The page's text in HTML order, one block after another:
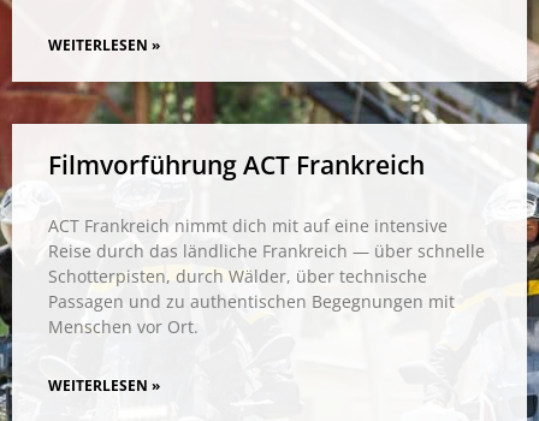
WEITERLESEN »
Filmvorführung ACT Frankreich
ACT Frankreich nimmt dich mit auf eine intensive
Reise durch das ländliche Frankreich — über schnelle
Schotterpisten, durch Wälder, über technische
Passagen und zu authentischen Begegnungen mit
Menschen vor Ort.
WEITERLESEN »